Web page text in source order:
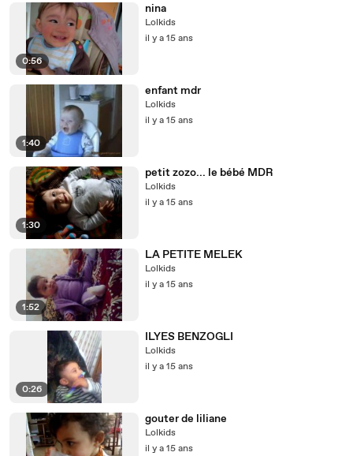
0:56
nina
Lolkids
il y a 15 ans
1:40
enfant mdr
Lolkids
il y a 15 ans
1:30
petit zozo... le bébé MDR
Lolkids
il y a 15 ans
1:52
LA PETITE MELEK
Lolkids
il y a 15 ans
0:26
ILYES BENZOGLI
Lolkids
il y a 15 ans
gouter de liliane
Lolkids
il y a 15 ans